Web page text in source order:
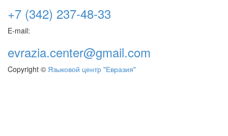
+7 (342) 237-48-33
E-mail:
evrazia.center@gmail.com
Copyright © Языковой центр "Евразия"